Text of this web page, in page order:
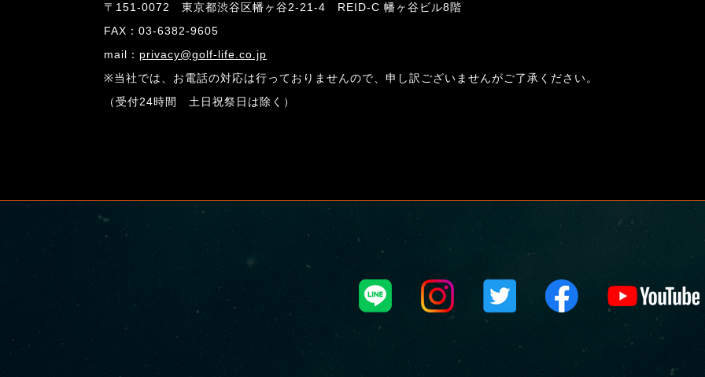
〒151-0072 東京都渋谷区幡ヶ谷2-21-4 REID-C 幡ヶ谷ビル8階
FAX：03-6382-9605
mail： privacy@golf-life.co.jp
※当社では、お電話の対応は行っておりませんので、申し訳ございませんがご了承ください。
（受付24時間 土日祝祭日は除く）